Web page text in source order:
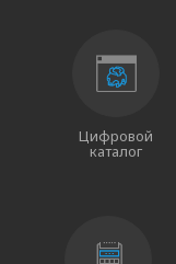
Цифровой
каталог